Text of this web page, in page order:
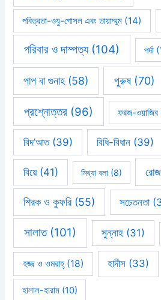
পবিত্রতা-ওযু-গোসল এবং তায়াম্মুম (14)
পরিবার ও দাম্পত্য(104) পর্দা
পাপ বা গুনাহ(58) পুরুষ(70)
প্রশ্নোত্তর (96) ফরজ-ওয়াজিব
বিদ’আত(39) বিধি-বিধান (39)
বিয়ে(41) মিথ্যা বলা(8)
শিরক ও কুফরি(55) সচেতনতা
সালাত(101) সুন্নাহ (31)
হজ্জ ও ওমরাহ্‌(18) হাদীস(33)
হালাল-হারাম(10)